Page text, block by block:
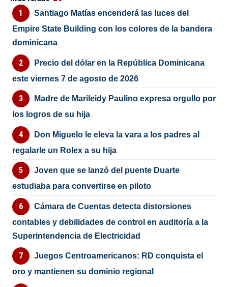
Santiago Matías encenderá las luces del
Empire State Building con los colores de la bandera
dominicana
Precio del dólar en la República Dominicana
este viernes 7 de agosto de 2026
Madre de Marileidy Paulino expresa orgullo por
los logros de su hija
Don Miguelo le eleva la vara a los padres al
regalarle un Rolex a su hija
Joven que se lanzó del puente Duarte
estudiaba para convertirse en piloto
Cámara de Cuentas detecta distorsiones
contables y debilidades de control en auditoría a la
Superintendencia de Electricidad
Juegos Centroamericanos: RD conquista el
oro y mantienen su dominio regional